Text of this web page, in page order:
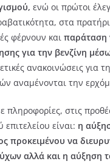
ενώ οι πρώτοι
στα
φέρνουν και παράταση
για την βενζίνη
ανακοινώσεις για
αναμένονται την
στις
επιτελείου είναι: η
προκειμένου να
αλλά και η αύξηση